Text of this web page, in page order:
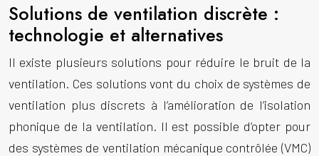
Solutions de ventilation discrète :
technologie et alternatives
Il existe plusieurs solutions pour réduire le bruit de la
ventilation. Ces solutions vont du choix de systèmes de
ventilation plus discrets à l’amélioration de l’isolation
phonique de la ventilation. Il est possible d’opter pour
des systèmes de ventilation mécanique contrôlée (VMC)